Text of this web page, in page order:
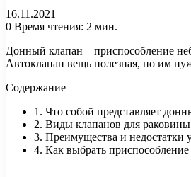
16.11.2021
0 Время чтения: 2 мин.
Донный клапан – приспособление
Автоклапан вещь полезная, но им
Содержание
1. Что собой представляет
2. Виды клапанов для раковины
3. Преимущества и недостатки
4. Как выбрать приспособление